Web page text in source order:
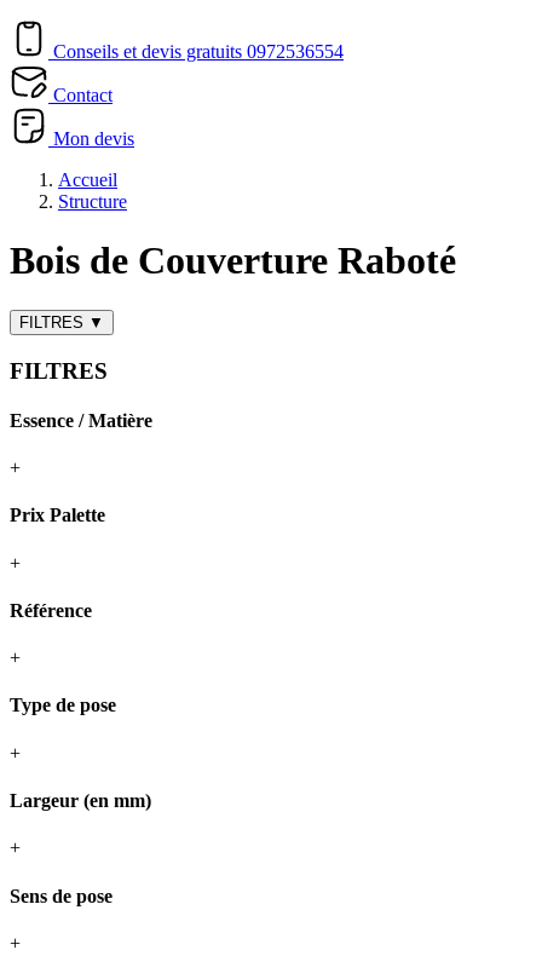
Conseils et devis gratuits 0972536554
Contact
Mon devis
Accueil
Structure
Bois de Couverture Raboté
FILTRES ▼
FILTRES
Essence / Matière
+
Prix Palette
+
Référence
+
Type de pose
+
Largeur (en mm)
+
Sens de pose
+